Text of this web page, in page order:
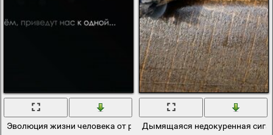
Эволюция жизни человека от рождения до смерти
Дымящаяся недокуренная